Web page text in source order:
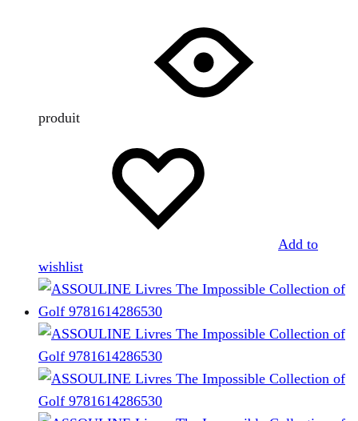
produit
Add to
wishlist